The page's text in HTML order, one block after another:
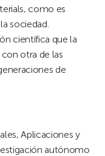
como es
sociedad.
científica que la
otra de las
de
Aplicaciones y
autónomo